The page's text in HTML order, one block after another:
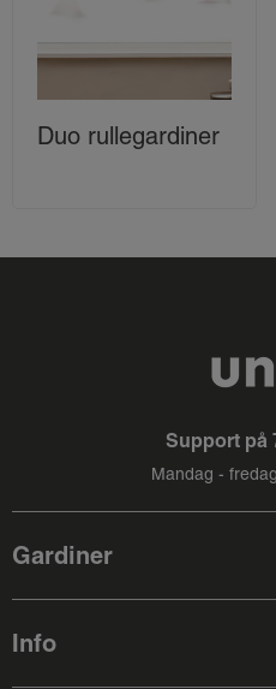
Duo rullegardiner
Support på
Mandag -
Gardiner
Info